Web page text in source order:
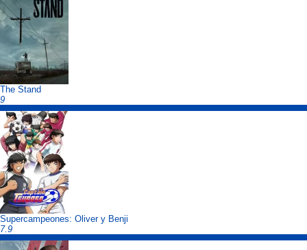
The Stand
9
Supercampeones: Oliver y Benji
7.9